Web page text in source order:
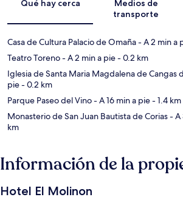
Qué hay cerca
Medios de
transporte
Casa de Cultura Palacio de Omaña- A 2 min a
Teatro Toreno- A 2 min a pie- 0.2 km
Iglesia de Santa Maria Magdalena de Cangas
pie- 0.2 km
Parque Paseo del Vino- A 16 min a pie- 1.4 km
Monasterio de San Juan Bautista de Corias- A
km
Información de la
Hotel El Molinon